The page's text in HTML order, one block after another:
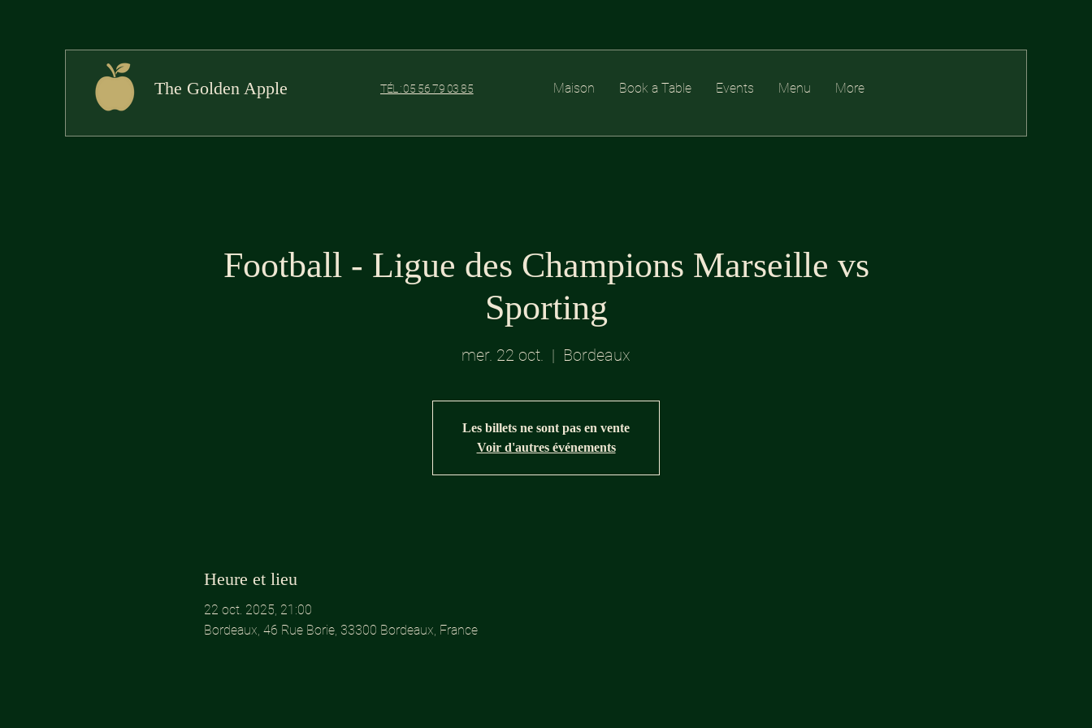
The Golden Apple TÉL : 05 56 79 03 85 Maison Book a Table Events Menu More
Football - Ligue des Champions Marseille vs
Sporting
mer. 22 oct.
  |
Bordeaux
Les billets ne sont pas en vente
Voir d'autres événements
Heure et lieu
22 oct. 2025, 21:00
Bordeaux, 46 Rue Borie, 33300 Bordeaux, France